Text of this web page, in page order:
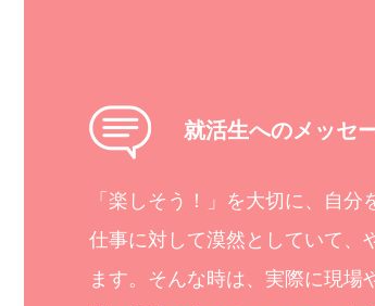
就活生へのメッセ
「楽しそう！」を大切に、自
仕事に対して漠然としていて、
ます。そんな時は、実際に現場